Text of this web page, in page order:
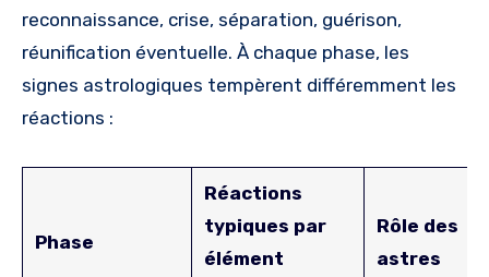
reconnaissance, crise, séparation, guérison,
réunification éventuelle. À chaque phase, les
signes astrologiques tempèrent différemment les
réactions :
Phase
Réactions
typiques par
élément
Rôle des
astres